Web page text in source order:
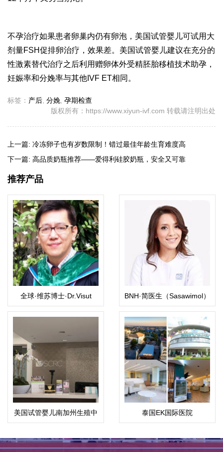
不孕治疗如果患者卵巢内仍有卵泡，美国试管婴儿可试用大
剂量FSH促排卵治疗，效果差。美国试管婴儿建议在充分的
性激素替代治疗之后利用赠卵体外受精胚胎移植技术助孕，
妊娠率和分娩率与其他IVF ET相同。
标签： 产后, 分娩, 孕期检查
版权所有：https://www.xiyun-ivf.com 转载请注明出处
上一篇: 冷冻卵子也有岁数限制！错过最佳年龄生育难度高
下一篇: 高品质奶瓶推荐——爱得利硅胶奶瓶，安全又可靠
推荐产品
全球·维苏博士·Dr.Visut BNH·简医生（Sasawimol）
美国试管婴儿南加州生殖中
心（SCRC）
泰国EK国际医院